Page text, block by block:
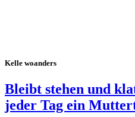
Kelle woanders
Bleibt stehen und
jeder Tag ein